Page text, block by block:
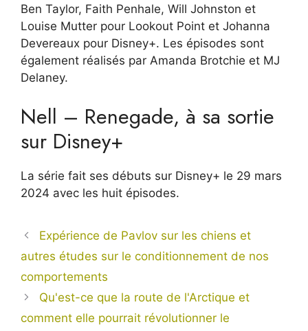
Ben Taylor, Faith Penhale, Will Johnston et
Louise Mutter pour Lookout Point et Johanna
Devereaux pour Disney+. Les épisodes sont
également réalisés par Amanda Brotchie et MJ
Delaney.
Nell – Renegade, à sa sortie
sur Disney+
La série fait ses débuts sur Disney+ le 29 mars
2024 avec les huit épisodes.
Expérience de Pavlov sur les chiens et
autres études sur le conditionnement de nos
comportements
Qu'est-ce que la route de l'Arctique et
comment elle pourrait révolutionner le